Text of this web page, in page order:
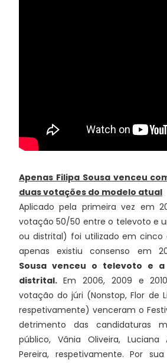
Apenas Filipa Sousa venceu
duas votações do modelo atual
Aplicado pela primeira vez em
votação 50/50 entre o televoto e
ou distrital) foi utilizado em cinco
apenas existiu consenso em
Sousa venceu o televoto e
distrital. Em 2006, 2009 e
votação do júri (Nonstop, Flor de
respetivamente) venceram o
detrimento das candidaturas
público, Vânia Oliveira,
Pereira, respetivamente. Por